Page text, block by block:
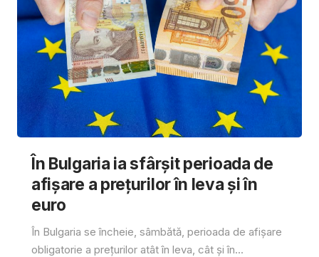
În Bulgaria ia sfârşit perioada de
afișare a prețurilor în ​​leva și în
euro
În Bulgaria se încheie, sâmbătă, perioada de afișare
obligatorie a prețurilor atât în ​​leva, cât și în...